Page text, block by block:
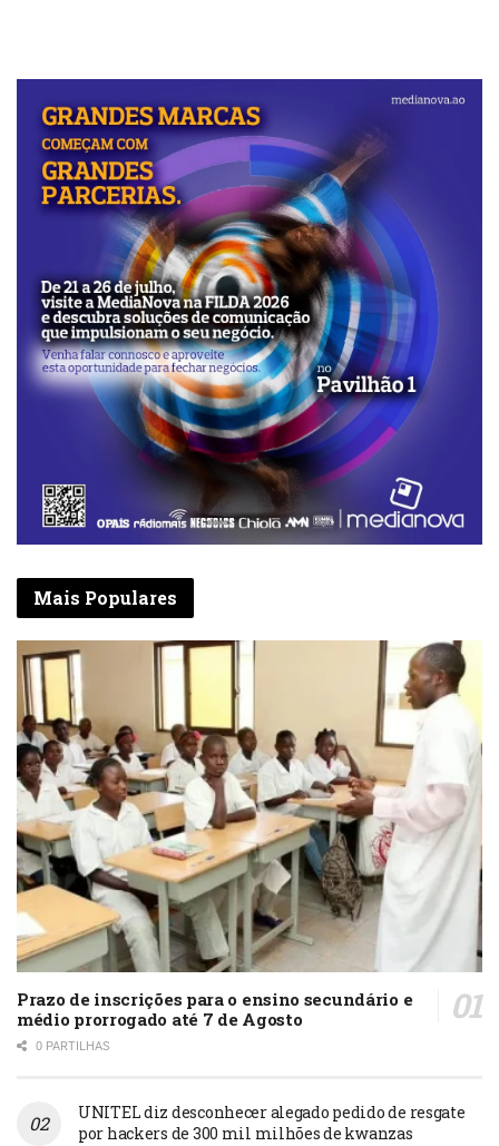
Mais Populares
Prazo de inscrições para o ensino secundário e
médio prorrogado até 7 de Agosto
0 PARTILHAS
UNITEL diz desconhecer alegado pedido de resgate
por hackers de 300 mil milhões de kwanzas